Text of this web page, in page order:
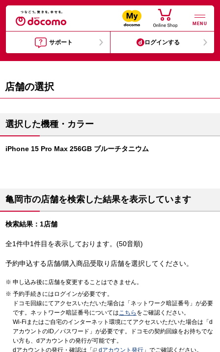
MENU
サポート ログインする
店舗の選択
選択した機種・カラー
iPhone 15 Pro Max 256GB ブルーチタニウム
亀岡市の店舗を検索した結果を表示しています
検索結果：1店舗
全1件中1件目を表示しております。(50音順)
予約申込する店舗/購入商品受取り店舗を選択してください。
申し込み後に店舗を変更することはできません。
予約手続きにはログインが必要です。
ドコモ回線にてアクセスいただいた場合は「ネットワーク暗証番号」が必要
です。ネットワーク暗証番号についてはこちら をご確認ください。
Wi-Fiまたはご自宅のインターネット環境にてアクセスいただいた場合は「d
アカウントのID／パスワード」が必要です。ドコモの契約回線をお持ちでな
い方も、dアカウントの発行が可能です。
dアカウントの発行・確認は「
dアカウント発行 」でご確認ください。